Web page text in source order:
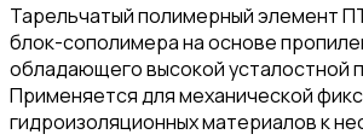
Тарельчатый полимерный элемент
блок-сополимера на основе
обладающего высокой усталостной
Применяется для механической
гидроизоляционных материалов к